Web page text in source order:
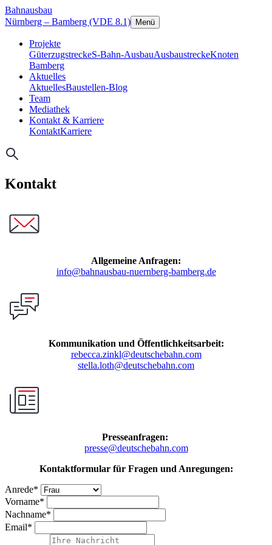
Bahnausbau
Nürnberg – Bamberg (VDE 8.1)
Menü
Projekte
GüterzugstreckeS-Bahn-AusbauAusbaustreckeKnoten
Bamberg
Aktuelles
AktuellesBaustellen-Blog
Team
Mediathek
Kontakt & Karriere
KontaktKarriere
Kontakt
Allgemeine Anfragen:
info@bahnausbau-nuernberg-bamberg.de
Kommunikation und Öffentlichkeitsarbeit:
rebecca.zinkl@deutschebahn.com
stella.loth@deutschebahn.com
Presseanfragen:
presse@deutschebahn.com
Kontaktformular für Fragen und Anregungen:
Anrede*
Vorname*
Nachname*
Email*